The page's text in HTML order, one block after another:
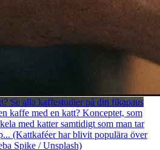
Se alla kaffestudier på din fikapaus
kaffe med en katt? Konceptet, som
med katter samtidigt som man tar
(Kattkaféer har blivit populära över
Spike / Unsplash)